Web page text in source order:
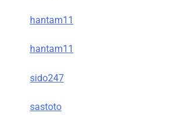
hantam11
hantam11
sido247
sastoto